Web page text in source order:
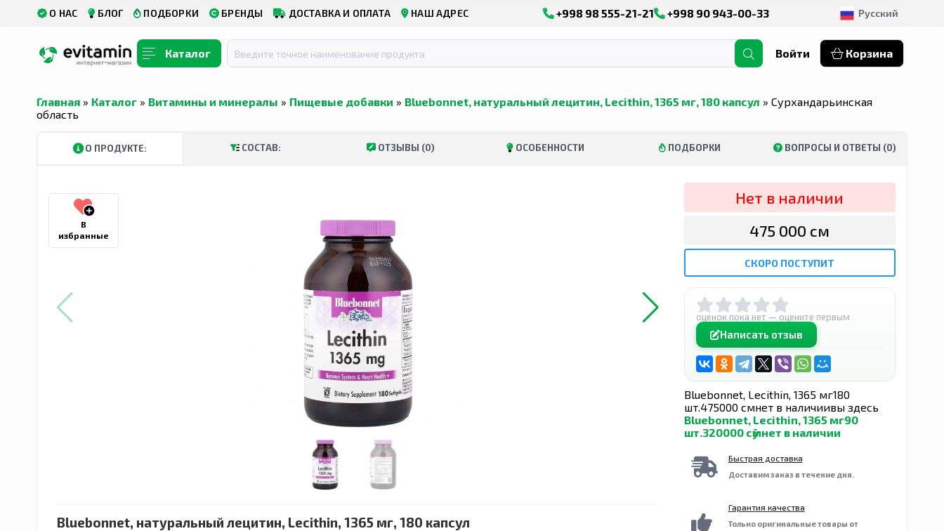
О НАС БЛОГ ПОДБОРКИ БРЕНДЫ ДОСТАВКА И ОПЛАТА НАШ АДРЕС +998 98 555-21-21 +998 90 943-00-33 Русский
Каталог Войти Корзина
Главная » Каталог » Витамины и минералы » Пищевые добавки » Bluebonnet, натуральный лецитин, Lecithin, 1365 мг, 180 капсул » Сурхандарьинская
область
О ПРОДУКТЕ: СОСТАВ: ОТЗЫВЫ (0) ОСОБЕННОСТИ ПОДБОРКИ ВОПРОСЫ И ОТВЕТЫ (0)
В
избранные
Bluebonnet, натуральный лецитин, Lecithin, 1365 мг, 180 капсул
Нет в наличии
475 000 сӯм
СКОРО ПОСТУПИТ
оценок пока нет — оцените первым
Написать отзыв
Bluebonnet, Lecithin, 1365 мг180
шт.475000 сӯмнет в наличиивы здесь
Bluebonnet, Lecithin, 1365 мг90
шт.320000 сӯмнет в наличии
Быстрая доставка
Доставим заказ в течение дня.
Гарантия качества
Только оригинальные товары от